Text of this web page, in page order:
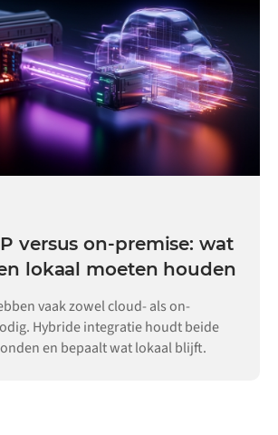
versus on-premise: wat
lokaal moeten houden
vaak zowel cloud- als on-
Hybride integratie houdt beide
en bepaalt wat lokaal blijft.